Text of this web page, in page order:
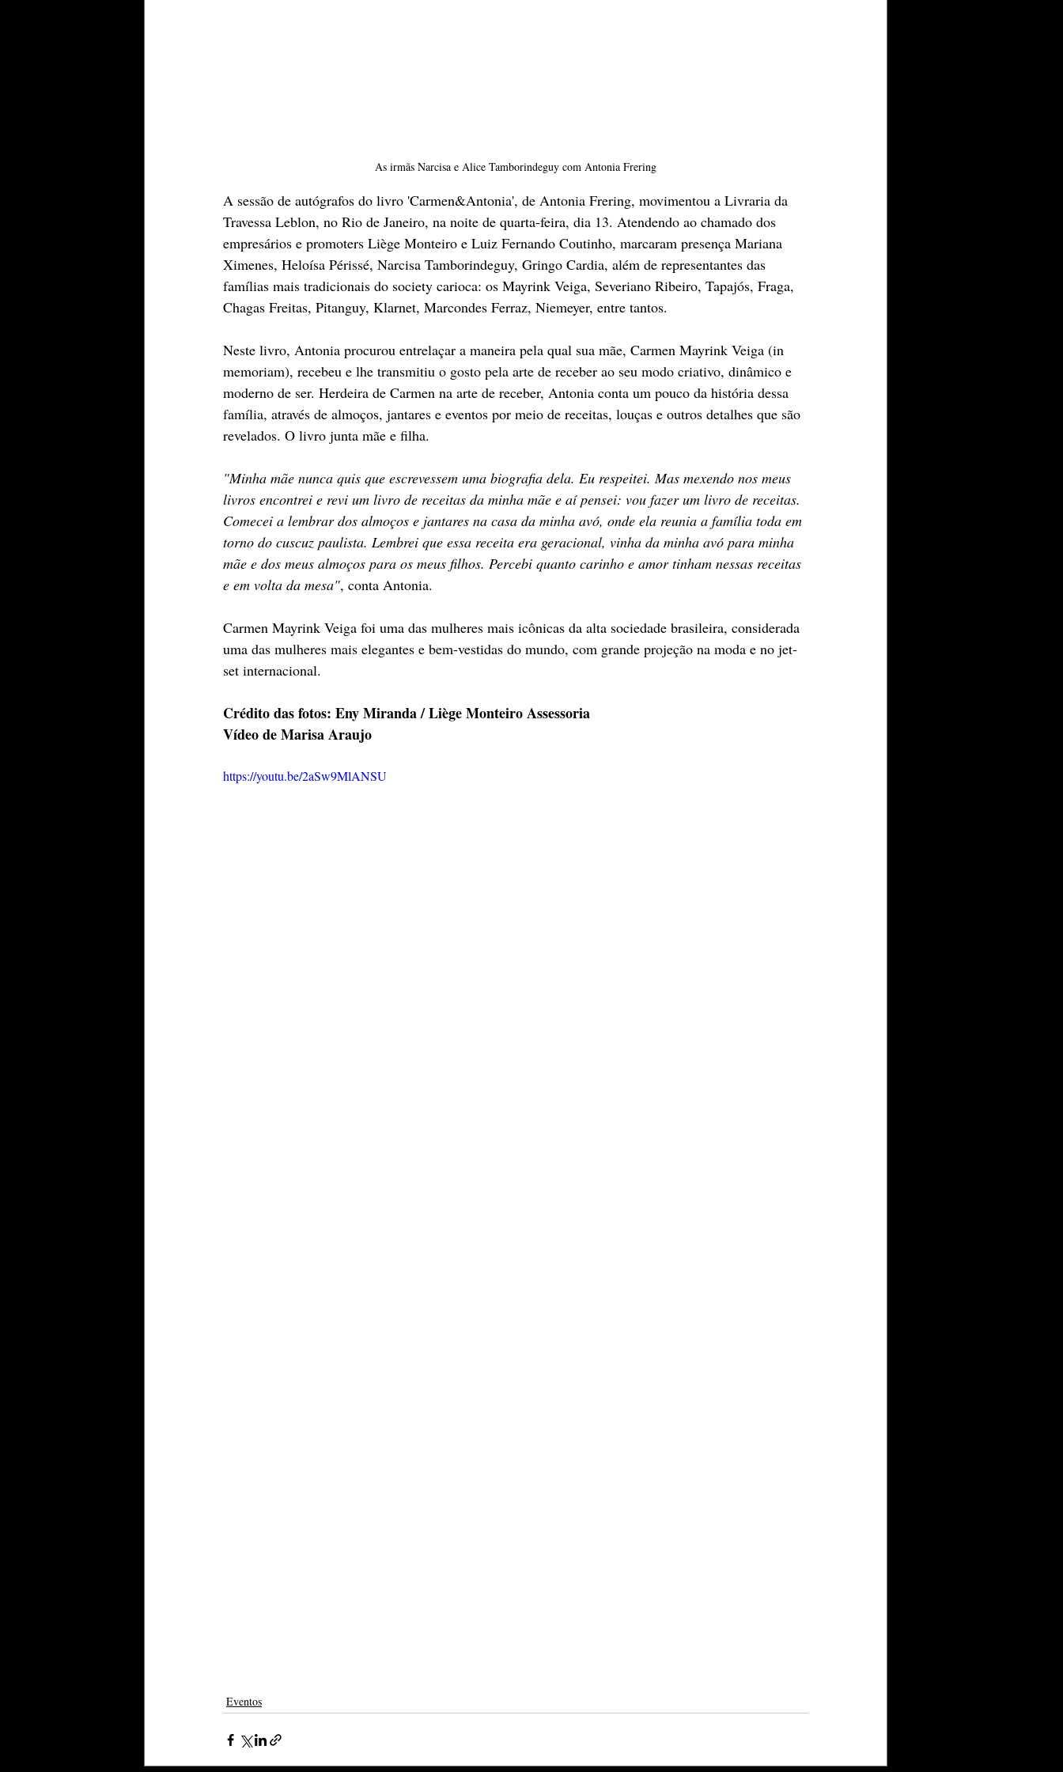
As irmãs Narcisa e Alice Tamborindeguy com Antonia Frering
A sessão de autógrafos do livro 'Carmen&Antonia', de Antonia Frering, movimentou a Livraria da
Travessa Leblon, no Rio de Janeiro, na noite de quarta-feira, dia 13. Atendendo ao chamado dos
empresários e promoters Liège Monteiro e Luiz Fernando Coutinho, marcaram presença Mariana
Ximenes, Heloísa Périssé, Narcisa Tamborindeguy, Gringo Cardia, além de representantes das
famílias mais tradicionais do society carioca: os Mayrink Veiga, Severiano Ribeiro, Tapajós, Fraga,
Chagas Freitas, Pitanguy, Klarnet, Marcondes Ferraz, Niemeyer, entre tantos.
Neste livro, Antonia procurou entrelaçar a maneira pela qual sua mãe, Carmen Mayrink Veiga (in
memoriam), recebeu e lhe transmitiu o gosto pela arte de receber ao seu modo criativo, dinâmico e
moderno de ser. Herdeira de Carmen na arte de receber, Antonia conta um pouco da história dessa
família, através de almoços, jantares e eventos por meio de receitas, louças e outros detalhes que são
revelados. O livro junta mãe e filha.
"Minha mãe nunca quis que escrevessem uma biografia dela. Eu respeitei. Mas mexendo nos meus
livros encontrei e revi um livro de receitas da minha mãe e aí pensei: vou fazer um livro de receitas.
Comecei a lembrar dos almoços e jantares na casa da minha avó, onde ela reunia a família toda em
torno do cuscuz paulista. Lembrei que essa receita era geracional, vinha da minha avó para minha
mãe e dos meus almoços para os meus filhos. Percebi quanto carinho e amor tinham nessas receitas
e em volta da mesa", conta Antonia.
Carmen Mayrink Veiga foi uma das mulheres mais icônicas da alta sociedade brasileira, considerada
uma das mulheres mais elegantes e bem-vestidas do mundo, com grande projeção na moda e no jet-
set internacional.
Crédito das fotos: Eny Miranda / Liège Monteiro Assessoria
Vídeo de Marisa Araujo
https://youtu.be/2aSw9MlANSU
Eventos